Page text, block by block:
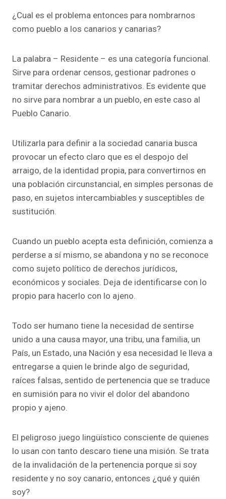
¿Cual es el problema entonces para nombrarnos
como pueblo a los canarios y canarias?
La palabra – Residente – es una categoría funcional.
Sirve para ordenar censos, gestionar padrones o
tramitar derechos administrativos. Es evidente que
no sirve para nombrar a un pueblo, en este caso al
Pueblo Canario.
Utilizarla para definir a la sociedad canaria busca
provocar un efecto claro que es el despojo del
arraigo, de la identidad propia, para convertirnos en
una población circunstancial, en simples personas de
paso, en sujetos intercambiables y susceptibles de
sustitución.
Cuando un pueblo acepta esta definición, comienza a
perderse a sí mismo, se abandona y no se reconoce
como sujeto político de derechos jurídicos,
económicos y sociales. Deja de identificarse con lo
propio para hacerlo con lo ajeno.
Todo ser humano tiene la necesidad de sentirse
unido a una causa mayor, una tribu, una familia, un
País, un Estado, una Nación y esa necesidad le lleva a
entregarse a quien le brinde algo de seguridad,
raíces falsas, sentido de pertenencia que se traduce
en sumisión para no vivir el dolor del abandono
propio y ajeno.
El peligroso juego lingüístico consciente de quienes
lo usan con tanto descaro tiene una misión. Se trata
de la invalidación de la pertenencia porque si soy
residente y no soy canario, entonces ¿qué y quién
soy?